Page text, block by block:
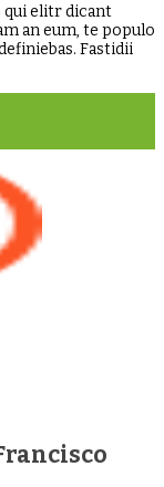
qui elitr dicant
an eum, te populo
Fastidii